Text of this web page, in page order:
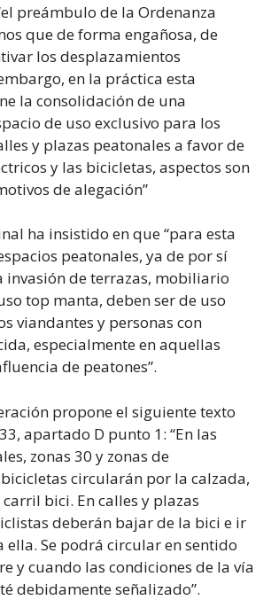
preámbulo de la Ordenanza
que de forma engañosa, de
los desplazamientos
en la práctica esta
la consolidación de una
de uso exclusivo para los
y plazas peatonales a favor de
y las bicicletas, aspectos son
de alegación”
ha insistido en que “para esta
peatonales, ya de por sí
invasión de terrazas, mobiliario
top manta, deben ser de uso
viandantes y personas con
especialmente en aquellas
de peatones”.
propone el siguiente texto
apartado D punto 1: “En las
zonas 30 y zonas de
circularán por la calzada,
bici. En calles y plazas
deberán bajar de la bici e ir
Se podrá circular en sentido
y cuando las condiciones de la vía
debidamente señalizado”.